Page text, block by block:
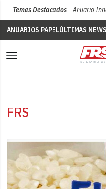
Temas Destacados Anuario
ANUARIOS PAPELÚLTIMAS
FRS